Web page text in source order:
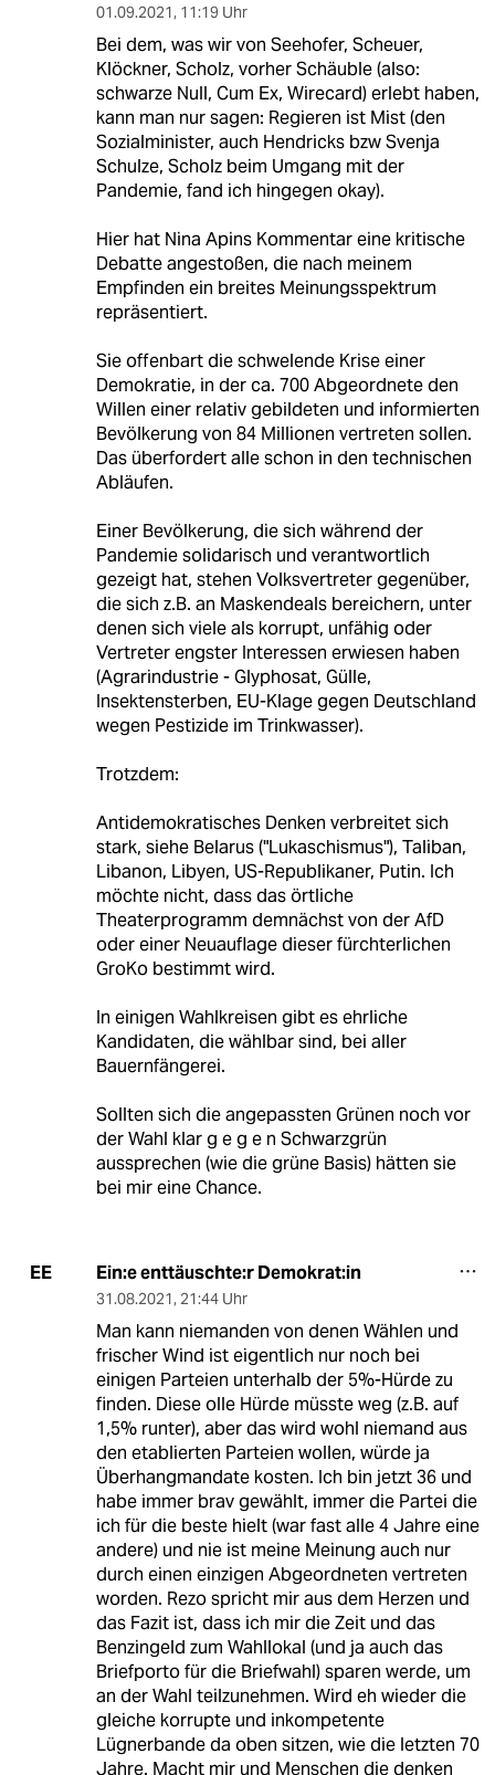
01.09.2021, 11:19 Uhr
Bei dem, was wir von Seehofer, Scheuer,
Klöckner, Scholz, vorher Schäuble (also:
schwarze Null, Cum Ex, Wirecard) erlebt haben,
kann man nur sagen: Regieren ist Mist (den
Sozialminister, auch Hendricks bzw Svenja
Schulze, Scholz beim Umgang mit der
Pandemie, fand ich hingegen okay).
Hier hat Nina Apins Kommentar eine kritische
Debatte angestoßen, die nach meinem
Empfinden ein breites Meinungsspektrum
repräsentiert.
Sie offenbart die schwelende Krise einer
Demokratie, in der ca. 700 Abgeordnete den
Willen einer relativ gebildeten und informierten
Bevölkerung von 84 Millionen vertreten sollen.
Das überfordert alle schon in den technischen
Abläufen.
Einer Bevölkerung, die sich während der
Pandemie solidarisch und verantwortlich
gezeigt hat, stehen Volksvertreter gegenüber,
die sich z.B. an Maskendeals bereichern, unter
denen sich viele als korrupt, unfähig oder
Vertreter engster Interessen erwiesen haben
(Agrarindustrie - Glyphosat, Gülle,
Insektensterben, EU-Klage gegen Deutschland
wegen Pestizide im Trinkwasser).
Trotzdem:
Antidemokratisches Denken verbreitet sich
stark, siehe Belarus ("Lukaschismus"), Taliban,
Libanon, Libyen, US-Republikaner, Putin. Ich
möchte nicht, dass das örtliche
Theaterprogramm demnächst von der AfD
oder einer Neuauflage dieser fürchterlichen
GroKo bestimmt wird.
In einigen Wahlkreisen gibt es ehrliche
Kandidaten, die wählbar sind, bei aller
Bauernfängerei.
Sollten sich die angepassten Grünen noch vor
der Wahl klar g e g e n Schwarzgrün
aussprechen (wie die grüne Basis) hätten sie
bei mir eine Chance.
EE Ein:e enttäuschte:r Demokrat:in
31.08.2021, 21:44 Uhr
Man kann niemanden von denen Wählen und
frischer Wind ist eigentlich nur noch bei
einigen Parteien unterhalb der 5%-Hürde zu
finden. Diese olle Hürde müsste weg (z.B. auf
1,5% runter), aber das wird wohl niemand aus
den etablierten Parteien wollen, würde ja
Überhangmandate kosten. Ich bin jetzt 36 und
habe immer brav gewählt, immer die Partei die
ich für die beste hielt (war fast alle 4 Jahre eine
andere) und nie ist meine Meinung auch nur
durch einen einzigen Abgeordneten vertreten
worden. Rezo spricht mir aus dem Herzen und
das Fazit ist, dass ich mir die Zeit und das
Benzingeld zum Wahllokal (und ja auch das
Briefporto für die Briefwahl) sparen werde, um
an der Wahl teilzunehmen. Wird eh wieder die
gleiche korrupte und inkompetente
Lügnerbande da oben sitzen, wie die letzten 70
Jahre. Macht mir und Menschen die denken